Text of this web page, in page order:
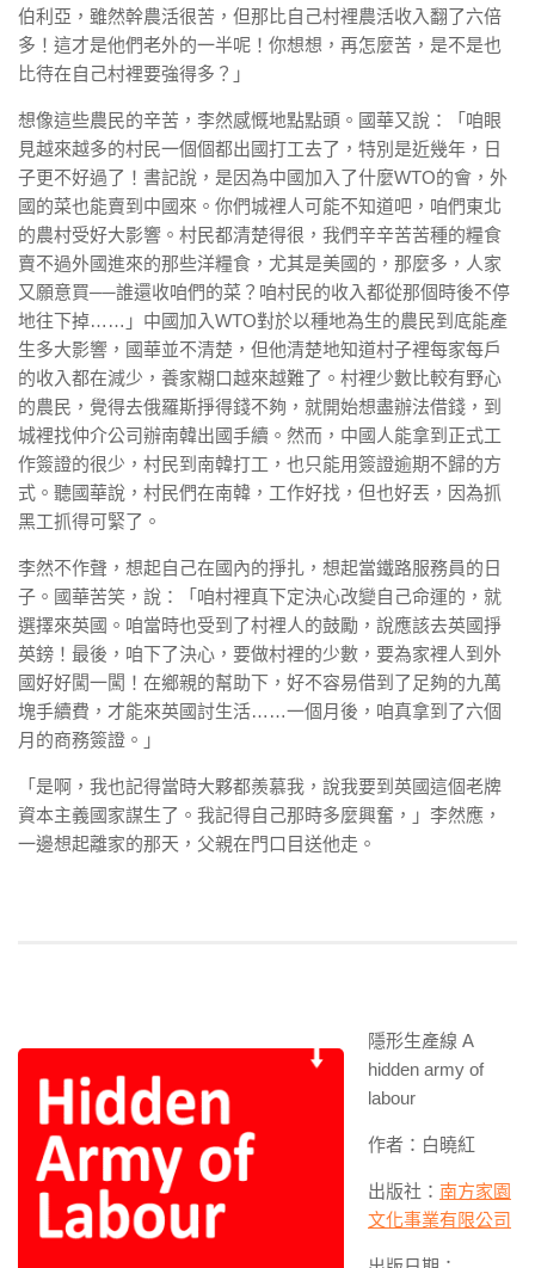
伯利亞，雖然幹農活很苦，但那比自己村裡農活收入翻了六倍
多！這才是他們老外的一半呢！你想想，再怎麼苦，是不是也
比待在自己村裡要強得多？」
想像這些農民的辛苦，李然感慨地點點頭。國華又說：「咱眼
見越來越多的村民一個個都出國打工去了，特別是近幾年，日
子更不好過了！書記說，是因為中國加入了什麼WTO的會，外
國的菜也能賣到中國來。你們城裡人可能不知道吧，咱們東北
的農村受好大影響。村民都清楚得很，我們辛辛苦苦種的糧食
賣不過外國進來的那些洋糧食，尤其是美國的，那麼多，人家
又願意買──誰還收咱們的菜？咱村民的收入都從那個時後不停
地往下掉……」中國加入WTO對於以種地為生的農民到底能產
生多大影響，國華並不清楚，但他清楚地知道村子裡每家每戶
的收入都在減少，養家糊口越來越難了。村裡少數比較有野心
的農民，覺得去俄羅斯掙得錢不夠，就開始想盡辦法借錢，到
城裡找仲介公司辦南韓出國手續。然而，中國人能拿到正式工
作簽證的很少，村民到南韓打工，也只能用簽證逾期不歸的方
式。聽國華說，村民們在南韓，工作好找，但也好丟，因為抓
黑工抓得可緊了。
李然不作聲，想起自己在國內的掙扎，想起當鐵路服務員的日
子。國華苦笑，說：「咱村裡真下定決心改變自己命運的，就
選擇來英國。咱當時也受到了村裡人的鼓勵，說應該去英國掙
英鎊！最後，咱下了決心，要做村裡的少數，要為家裡人到外
國好好闖一闖！在鄉親的幫助下，好不容易借到了足夠的九萬
塊手續費，才能來英國討生活……一個月後，咱真拿到了六個
月的商務簽證。」
「是啊，我也記得當時大夥都羨慕我，說我要到英國這個老牌
資本主義國家謀生了。我記得自己那時多麼興奮，」李然應，
一邊想起離家的那天，父親在門口目送他走。
隱形生產線 A
hidden army of
labour
作者：白曉紅
出版社： 南方家園
文化事業有限公司